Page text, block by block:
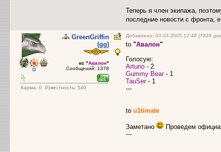
Теперь я член экипажа,
последние новости с фронта,
GreenGriffin
(gg)
кс "Авалон"
Сообщений: 1378
Карма: 0 Известность: 540
Добавлено: 03.03.2005 12:48 (7829
to "Авалон"
Голосую:
Arturio - 2
Gummy Bear- 1
TauSer- 1
---
to u1timate
Заметано
Проведем
---